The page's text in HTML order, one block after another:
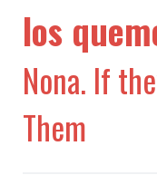
los
Nona. If
Them